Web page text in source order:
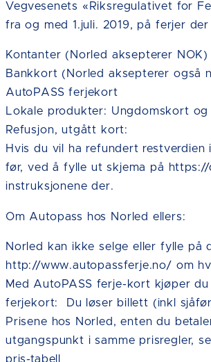
Vegvesenets «Riksregulativet for
fra og med 1.juli. 2019, på ferjer
Kontanter (Norled aksepterer NOK)
Bankkort (Norled aksepterer også
AutoPASS ferjekort
Lokale produkter: Ungdomskort
Refusjon, utgått kort:
Hvis du vil ha refundert
før, ved å fylle ut skjema på
instruksjonene der.
Om Autopass hos Norled ellers:
Norled kan ikke selge eller fylle på
http://www.autopassferje.no/ om
Med AutoPASS ferje-kort kjøper
ferjekort: Du løser billett (inkl
Prisene hos Norled, enten du
utgangspunkt i samme prisregler,
pris-tabell